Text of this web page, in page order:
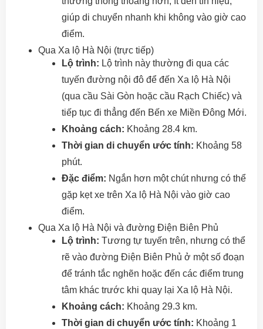
giúp di chuyển nhanh khi không vào giờ cao
điểm.
Qua Xa lộ Hà Nội (trực tiếp)
Lộ trình: Lộ trình này thường đi qua các
tuyến đường nội đô để đến Xa lộ Hà Nội
(qua cầu Sài Gòn hoặc cầu Rạch Chiếc) và
tiếp tục đi thẳng đến Bến xe Miền Đông Mới.
Khoảng cách: Khoảng 28.4 km.
Thời gian di chuyển ước tính: Khoảng 58
phút.
Đặc điểm: Ngắn hơn một chút nhưng có thể
gặp kẹt xe trên Xa lộ Hà Nội vào giờ cao
điểm.
Qua Xa lộ Hà Nội và đường Điện Biên Phủ
Lộ trình: Tương tự tuyến trên, nhưng có thể
rẽ vào đường Điện Biên Phủ ở một số đoạn
để tránh tắc nghẽn hoặc đến các điểm trung
tâm khác trước khi quay lại Xa lộ Hà Nội.
Khoảng cách: Khoảng 29.3 km.
Thời gian di chuyển ước tính: Khoảng 1